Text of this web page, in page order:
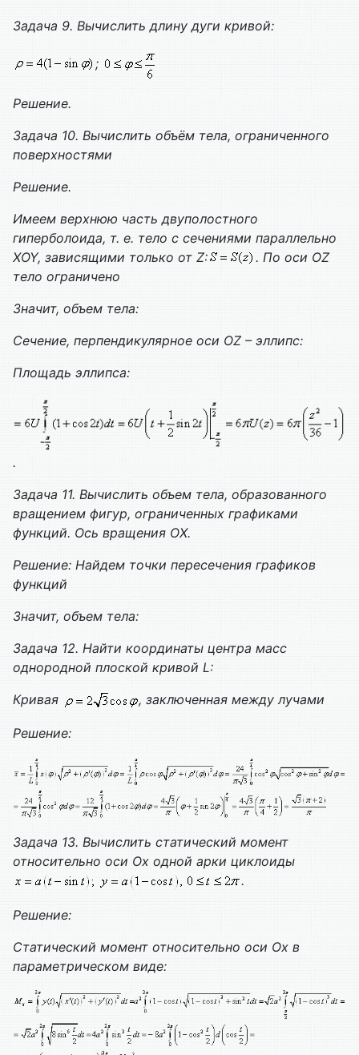
Задача 9. Вычислить длину дуги кривой:
;
Решение.
Задача 10. Вычислить объём тела, ограниченного
поверхностями
Решение.
Имеем верхнюю часть двуполостного
гиперболоида, т. е. тело с сечениями параллельно
XOY, зависящими только от Z: . По оси OZ
тело ограничено
Значит, объем тела:
Сечение, перпендикулярное оси OZ – эллипс:
Площадь эллипса:
.
Задача 11. Вычислить объем тела, образованного
вращением фигур, ограниченных графиками
функций. Ось вращения OХ.
Решение: Найдем точки пересечения графиков
функций
Значит, объем тела:
Задача 12. Найти координаты центра масс
однородной плоской кривой L:
Кривая
, заключенная между лучами
Решение:
Задача 13. Вычислить статический момент
относительно оси Ох одной арки циклоиды
.
Решение:
Статический момент относительно оси Ох в
параметрическом виде: